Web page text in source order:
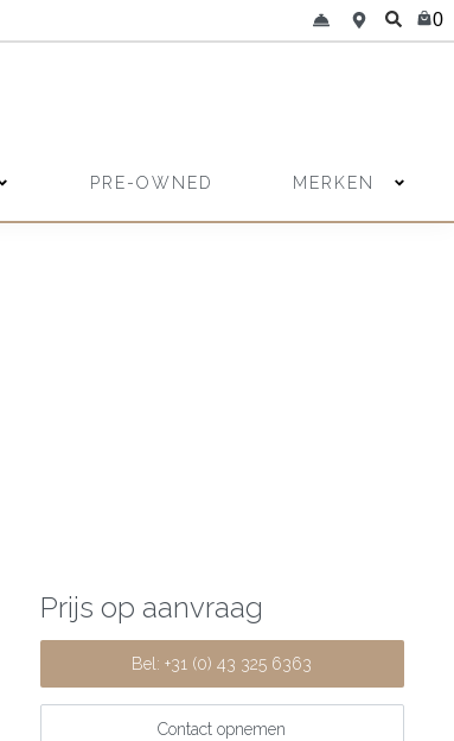
0
PRE-OWNED MERKEN
Prijs op aanvraag
Bel: +31 (0) 43 325 6363
Contact opnemen